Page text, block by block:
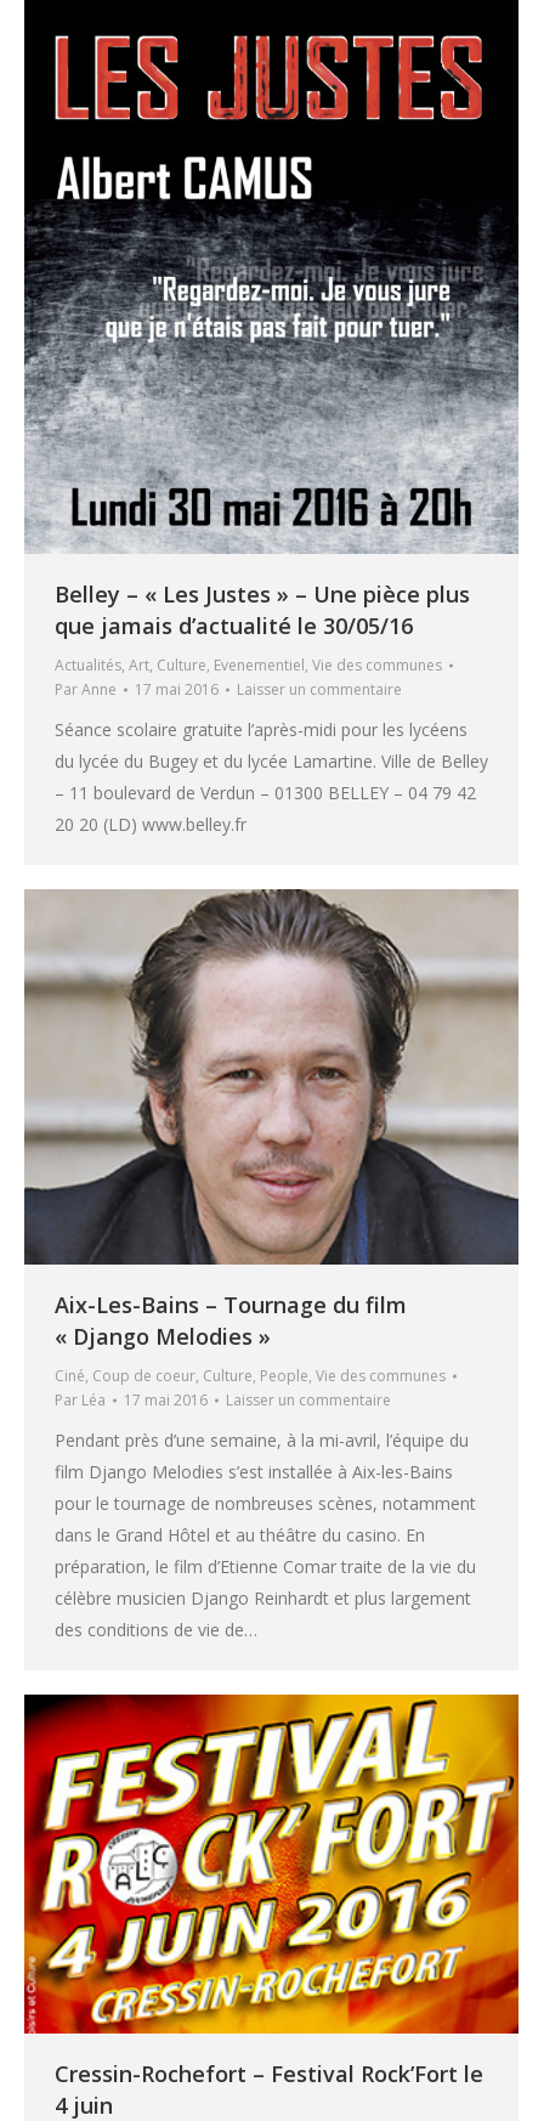
Belley – « Les Justes » – Une pièce plus
que jamais d’actualité le 30/05/16
Actualités, Art, Culture, Evenementiel, Vie des communes
ParAnne 17 mai 2016 Laisser un commentaire
Séance scolaire gratuite l’après-midi pour les lycéens
du lycée du Bugey et du lycée Lamartine. Ville de Belley
– 11 boulevard de Verdun – 01300 BELLEY – 04 79 42
20 20 (LD) www.belley.fr
Aix-Les-Bains – Tournage du film
« Django Melodies »
Ciné, Coup de coeur, Culture, People, Vie des communes
Par Léa 17 mai 2016 Laisser un commentaire
Pendant près d’une semaine, à la mi-avril, l’équipe du
film Django Melodies s’est installée à Aix-les-Bains
pour le tournage de nombreuses scènes, notamment
dans le Grand Hôtel et au théâtre du casino. En
préparation, le film d’Etienne Comar traite de la vie du
célèbre musicien Django Reinhardt et plus largement
des conditions de vie de…
Cressin-Rochefort – Festival Rock’Fort le
4 juin